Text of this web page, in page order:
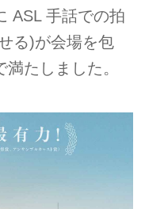
ASL 手話での拍
る)が会場を包
たしました。